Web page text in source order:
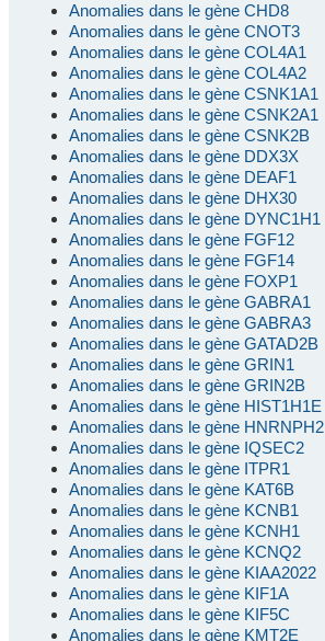
Anomalies dans le gène CHD8
Anomalies dans le gène CNOT3
Anomalies dans le gène COL4A1
Anomalies dans le gène COL4A2
Anomalies dans le gène CSNK1A1
Anomalies dans le gène CSNK2A1
Anomalies dans le gène CSNK2B
Anomalies dans le gène DDX3X
Anomalies dans le gène DEAF1
Anomalies dans le gène DHX30
Anomalies dans le gène DYNC1H1
Anomalies dans le gène FGF12
Anomalies dans le gène FGF14
Anomalies dans le gène FOXP1
Anomalies dans le gène GABRA1
Anomalies dans le gène GABRA3
Anomalies dans le gène GATAD2B
Anomalies dans le gène GRIN1
Anomalies dans le gène GRIN2B
Anomalies dans le gène HIST1H1E
Anomalies dans le gène HNRNPH2
Anomalies dans le gène IQSEC2
Anomalies dans le gène ITPR1
Anomalies dans le gène KAT6B
Anomalies dans le gène KCNB1
Anomalies dans le gène KCNH1
Anomalies dans le gène KCNQ2
Anomalies dans le gène KIAA2022
Anomalies dans le gène KIF1A
Anomalies dans le gène KIF5C
Anomalies dans le gène KMT2E